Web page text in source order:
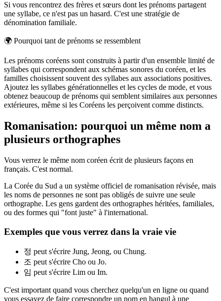
Si vous rencontrez des frères et sœurs dont les prénoms partagent
une syllabe, ce n'est pas un hasard. C'est une stratégie de
dénomination familiale.
🌍 Pourquoi tant de prénoms se ressemblent
Les prénoms coréens sont construits à partir d'un ensemble limité de
syllabes qui correspondent aux schémas sonores du coréen, et les
familles choisissent souvent des syllabes aux associations positives.
Ajoutez les syllabes générationnelles et les cycles de mode, et vous
obtenez beaucoup de prénoms qui semblent similaires aux personnes
extérieures, même si les Coréens les perçoivent comme distincts.
Romanisation: pourquoi un même nom a
plusieurs orthographes
Vous verrez le même nom coréen écrit de plusieurs façons en
français. C'est normal.
La Corée du Sud a un système officiel de romanisation révisée, mais
les noms de personnes ne sont pas obligés de suivre une seule
orthographe. Les gens gardent des orthographes héritées, familiales,
ou des formes qui "font juste" à l'international.
Exemples que vous verrez dans la vraie vie
정 peut s'écrire Jung, Jeong, ou Chung.
조 peut s'écrire Cho ou Jo.
임 peut s'écrire Lim ou Im.
C'est important quand vous cherchez quelqu'un en ligne ou quand
vous essayez de faire correspondre un nom en hangul à une